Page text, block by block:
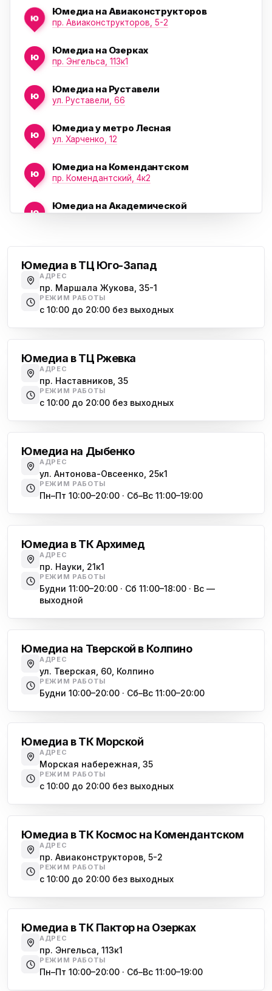
ю
Юмедиа на Авиаконструкторов
пр. Авиаконструкторов, 5-2
ю
Юмедиа на Озерках
пр. Энгельса, 113к1
ю
Юмедиа на Руставели
ул. Руставели, 66
ю
Юмедиа у метро Лесная
ул. Харченко, 12
ю
Юмедиа на Комендантском
пр. Комендантский, 4к2
ю
Юмедиа на Академической
Юмедиа на Наставников
пр. Наставников 35
ю
Юмедиа в ТК Юго-Запад
пр. Маршала Жукова, 35-1
Юмедиа на Космонавтов
ю ул. Белы Куна, 24к1
ю
Юмедиа в Купчино
ул. Будапештская, 87-3
Юмедиа Сервис в Колпино
ю
Юмедиа во Всеволожске
пр. Христиновский 28, Всеволожск
Юмедиа в ТЦ Юго-Запад
АДРЕС
пр. Маршала Жукова, 35-1
РЕЖИМ РАБОТЫ
с 10:00 до 20:00 без выходных
Юмедиа в ТЦ Ржевка
АДРЕС
пр. Наставников, 35
РЕЖИМ РАБОТЫ
с 10:00 до 20:00 без выходных
Юмедиа на Дыбенко
АДРЕС
ул. Антонова-Овсеенко, 25к1
РЕЖИМ РАБОТЫ
Пн–Пт 10:00–20:00 · Сб–Вс 11:00–19:00
Юмедиа в ТК Архимед
АДРЕС
пр. Науки, 21к1
РЕЖИМ РАБОТЫ
Будни 11:00–20:00 · Сб 11:00–18:00 · Вс —
выходной
Юмедиа на Тверской в Колпино
АДРЕС
ул. Тверская, 60, Колпино
РЕЖИМ РАБОТЫ
Будни 10:00–20:00 · Сб–Вс 11:00–20:00
Юмедиа в ТК Морской
АДРЕС
Морская набережная, 35
РЕЖИМ РАБОТЫ
с 10:00 до 20:00 без выходных
Юмедиа в ТК Космос на Комендантском
АДРЕС
пр. Авиаконструкторов, 5-2
РЕЖИМ РАБОТЫ
с 10:00 до 20:00 без выходных
Юмедиа в ТК Пактор на Озерках
АДРЕС
пр. Энгельса, 113к1
РЕЖИМ РАБОТЫ
Пн–Пт 10:00–20:00 · Сб–Вс 11:00–19:00